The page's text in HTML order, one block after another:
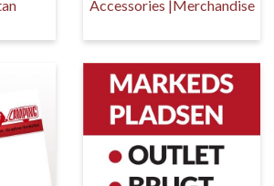
Accessories |Merchandise